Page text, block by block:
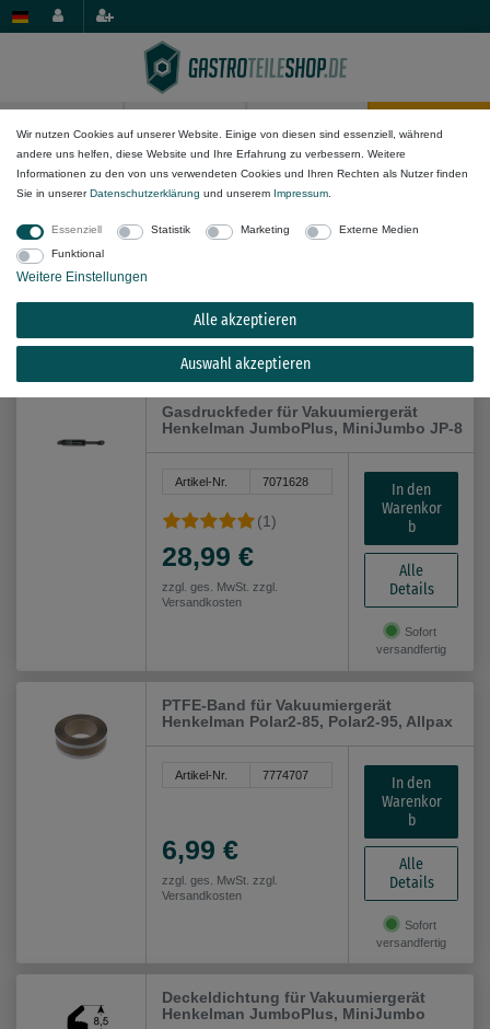
Geräte/Anwendung
Alle Filteroptionen anzeigen (27)
Gasdruckfeder für Vakuumiergerät
Henkelman JumboPlus, MiniJumbo JP-8
Artikel-Nr. 7071628
(1)
28,99 €
zzgl. ges. MwSt. zzgl.
Versandkosten
In den
Warenkor
b
Alle
Details
Sofort
versandfertig
PTFE-Band für Vakuumiergerät
Henkelman Polar2-85, Polar2-95, Allpax
Artikel-Nr. 7774707
6,99 €
zzgl. ges. MwSt. zzgl.
Versandkosten
In den
Warenkor
b
Alle
Details
Sofort
versandfertig
Deckeldichtung für Vakuumiergerät
Henkelman JumboPlus, MiniJumbo
Wir nutzen Cookies auf unserer Website. Einige von diesen sind essenziell, während
andere uns helfen, diese Website und Ihre Erfahrung zu verbessern. Weitere
Informationen zu den von uns verwendeten Cookies und Ihren Rechten als Nutzer finden
Sie in unsererDaten­schutz­erklärung und unserem Impressum
Essenziell Statistik Marketing
Externe Medien
Funktional
Weitere Einstellungen
Alle akzeptieren
Auswahl akzeptieren